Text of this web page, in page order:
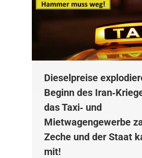
Dieselpreise
Beginn des
das Taxi‑ und
Mietwagengewerbe
Zeche und der Staat
mit!